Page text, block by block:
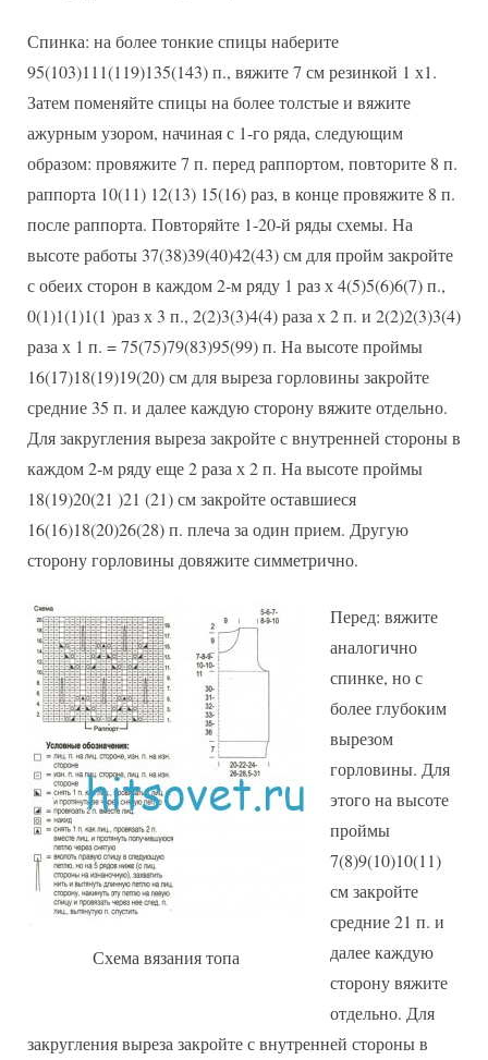
Спинка: на более тонкие спицы наберите
95(103)111(119)135(143) п., вяжите 7 см резинкой 1 х1.
Затем поменяйте спицы на более толстые и вяжите
ажурным узором, начиная с 1-го ряда, следующим
образом: провяжите 7 п. перед раппортом, повторите 8 п.
раппорта 10(11) 12(13) 15(16) раз, в конце провяжите 8 п.
после раппорта. Повторяйте 1-20-й ряды схемы. На
высоте работы 37(38)39(40)42(43) см для пройм закройте
с обеих сторон в каждом 2-м ряду 1 раз х 4(5)5(6)6(7) п.,
0(1)1(1)1(1 )раз х 3 п., 2(2)3(3)4(4) раза х 2 п. и 2(2)2(3)3(4)
раза х 1 п. = 75(75)79(83)95(99) п. На высоте проймы
16(17)18(19)19(20) см для выреза горловины закройте
средние 35 п. и далее каждую сторону вяжите отдельно.
Для закругления выреза закройте с внутренней стороны в
каждом 2-м ряду еще 2 раза х 2 п. На высоте проймы
18(19)20(21 )21 (21) см закройте оставшиеся
16(16)18(20)26(28) п. плеча за один прием. Другую
сторону горловины довяжите симметрично.
Схема вязания топа
Перед: вяжите
аналогично
спинке, но с
более глубоким
вырезом
горловины. Для
этого на высоте
проймы
7(8)9(10)10(11)
см закройте
средние 21 п. и
далее каждую
сторону вяжите
отдельно. Для
закругления выреза закройте с внутренней стороны в